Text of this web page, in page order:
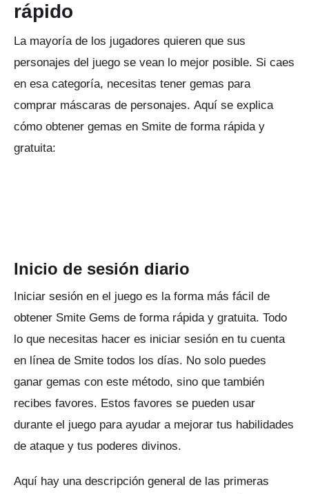
rápido
La mayoría de los jugadores quieren que sus
personajes del juego se vean lo mejor posible. Si caes
en esa categoría, necesitas tener gemas para
comprar máscaras de personajes. Aquí se explica
cómo obtener gemas en Smite de forma rápida y
gratuita:
Inicio de sesión diario
Iniciar sesión en el juego es la forma más fácil de
obtener Smite Gems de forma rápida y gratuita. Todo
lo que necesitas hacer es iniciar sesión en tu cuenta
en línea de Smite todos los días. No solo puedes
ganar gemas con este método, sino que también
recibes favores. Estos favores se pueden usar
durante el juego para ayudar a mejorar tus habilidades
de ataque y tus poderes divinos.
Aquí hay una descripción general de las primeras